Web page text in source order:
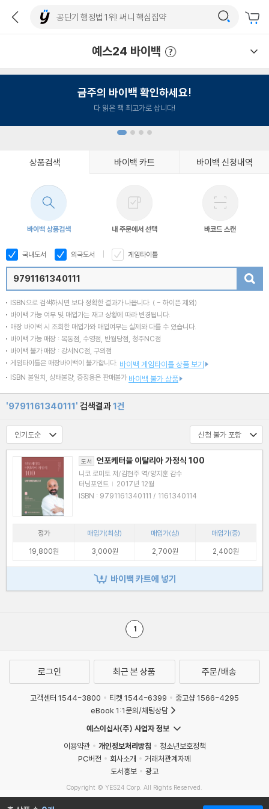
예스24 바이백
금주의 바이백 확인하세요!
다 읽은 책 최고가로 삽니다!
상품검색 바이백 카트 바이백 신청내역
바이백 상품검색 내 주문에서 선택 바코드 스캔
국내도서 외국도서 게임타이틀
ISBN으로 검색하시면 보다 정확한 결과가 나옵니다. ( - 하이픈 제외)
바이백 가능 여부 및 매입가는 재고 상황에 따라 변경됩니다.
매장 바이백 시 조회한 매입가와 매입여부는 실제와 다를 수 있습니다.
바이백 가능 매장 : 목동점, 수영점, 반월당점, 청주NC점
바이백 불가 매장 : 강서NC점, 구의점
게임타이틀은 매장바이백이 불가합니다. 바이백 게임타이틀 상품 보기
ISBN 불일치, 상태불량, 증정용은 판매불가 바이백 불가 상품
'9791161340111' 검색결과1건
도서 언포케터블 이탈리아 가정식 100
니코 로미토 저/김현주 역/양지훈 감수
터닝포인트 | 2017년 12월
ISBN : 9791161340111 / 1161340114
정가 매입가(최상) 매입가(상)
매입가(중)
19,800원
3,000원 2,700원 2,400원
바이백 카트에 넣기
1
로그인 최근 본 상품 주문/배송
고객센터 1544-3800 티켓 1544-6399
중고샵 1566-4295
eBook 1:1문의/채팅상담
예스이십사(주) 사업자 정보
이용약관
개인정보처리방침
청소년보호정책
PC버전
회사소개
거래처관계자께
도서홍보
광고
Copyright © YES24 Corp. All Rights Reserved.
MATOM5